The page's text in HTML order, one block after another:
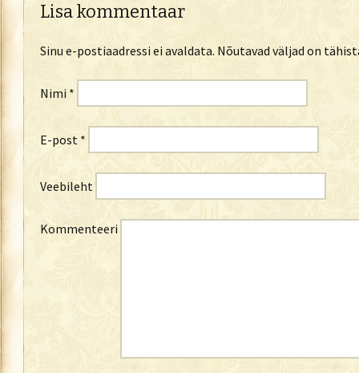
Lisa kommentaar
Sinu e-postiaadressi ei avaldata. Nõutavad väljad on
Nimi *
E-post *
Veebileht
Kommenteeri